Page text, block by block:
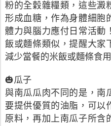
粉的全穀雜糧類，這些澱
形成血糖，作為身體細胞
體力與腦力應付日常活動
飯或麵條類似，提醒大家
減少當餐的米飯或麵條食
🎃瓜子
與南瓜瓜肉不同的是，南
要提供優質的油脂，可以
原料，再加上南瓜子所含